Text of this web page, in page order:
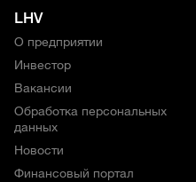
LHV
О предприятии
Инвестор
Вакансии
Обработка персональных
данных
Новости
Финансовый портал